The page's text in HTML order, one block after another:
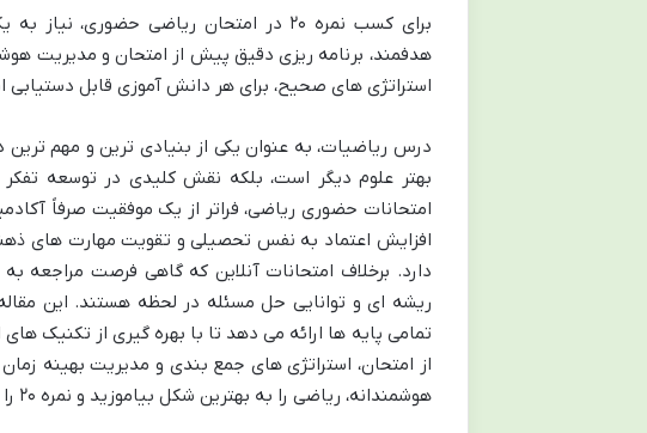
برای کسب نمره ۲۰ در امتحان ریاضی
هدفمند، برنامه ریزی دقیق پیش از امتحان و مدیریت
استراتژی های صحیح، برای هر دانش آموزی قابل
درس ریاضیات، به عنوان یکی از بنیادی ترین و مهم
امتحانات حضوری ریاضی، فراتر از یک موفقیت صرفاً
افزایش اعتماد به نفس تحصیلی و تقویت مهارت های
دارد. برخلاف امتحانات آنلاین که گاهی فرصت مراجعه به
ریشه ای و توانایی حل مسئله در لحظه هستند. این
تمامی پایه ها ارائه می دهد تا با بهره گیری از تکنیک
از امتحان، استراتژی های جمع بندی و مدیریت بهینه
هوشمندانه، ریاضی را به بهترین شکل بیاموزید و نمره ۲۰ را در امتحانات حضوری کسب کنید.